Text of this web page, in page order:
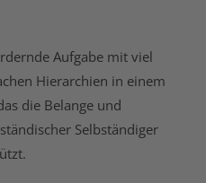
Aufgabe mit viel
Hierarchien in einem
die Belange und
Selbständiger